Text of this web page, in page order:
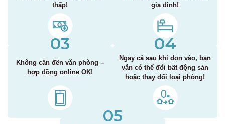
thấp!
gia đình!
03
Không cần đến văn phòng –
hợp đồng online OK!
04
Ngay cả sau khi dọn vào, bạn
vẫn có thể đổi bất động sản
hoặc thay đổi loại phòng!
05